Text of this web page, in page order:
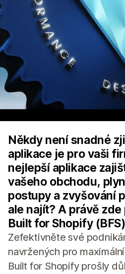
Někdy není snadné
aplikace je pro vaši
nejlepší aplikace
vašeho obchodu,
postupy a zvyšování
ale najít? A právě
Built for Shopify
Zefektivněte své
navržených pro
Built for Shopify prošly